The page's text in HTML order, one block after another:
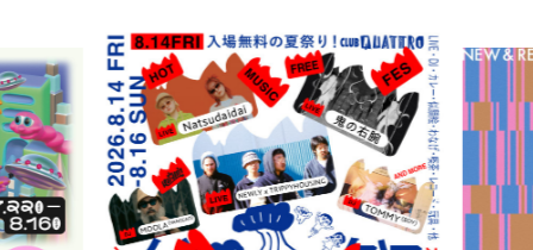
レストラン・カフェ
TAX FREE
PARCOメンバーズ
ภาษาไทย
日本語